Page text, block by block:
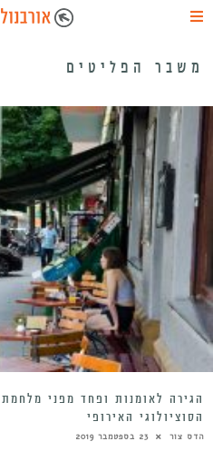
משבר הפליטים
הגירה לאומנות ופחד מפני
הסוציולוגי האירופי
הדס צור 23 בספטמבר 2019